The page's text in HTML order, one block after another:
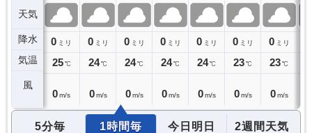
天気
降水
気温
風
0ミリ
25℃
0 ミリ
25 ℃
0m/s
0 ミリ
24℃
0 m/s
0 ミリ
24℃
0 m/s
0 ミリ
24℃
0 m/s
0 ミリ
24℃
0 m/s
0 ミリ
23℃
0 m/s
0 ミリ
23℃
0 m/s
5分毎 1時間毎 今日明日 2週間天気